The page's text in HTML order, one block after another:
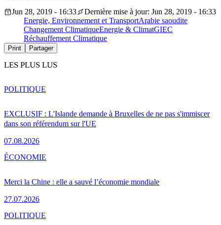
Jun 28, 2019 - 16:33
Dernière mise à jour: Jun 28, 2019 - 16:33
Energie, Environnement et TransportArabie saoudite
Changement ClimatiqueEnergie & ClimatGIEC
Réchauffement Climatique
Print Partager
LES PLUS LUS
EXCLUSIF : L'Islande demande à Bruxelles de ne pas s'immiscer
dans son référendum sur l'UE
07.08.2026
POLITIQUE
Merci la Chine : elle a sauvé l’économie mondiale
27.07.2026
ÉCONOMIE
POLITIQUE